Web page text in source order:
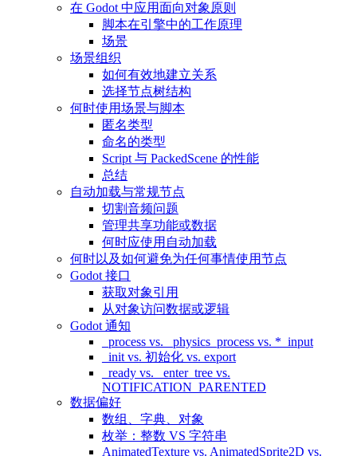
在 Godot 中应用面向对象原则
脚本在引擎中的工作原理
场景
场景组织
如何有效地建立关系
选择节点树结构
何时使用场景与脚本
匿名类型
命名的类型
Script 与 PackedScene 的性能
总结
自动加载与常规节点
切割音频问题
管理共享功能或数据
何时应使用自动加载
何时以及如何避免为任何事情使用节点
Godot 接口
获取对象引用
从对象访问数据或逻辑
Godot 通知
_process vs. _physics_process vs. *_input
_init vs. 初始化 vs. export
_ready vs. _enter_tree vs.
NOTIFICATION_PARENTED
数据偏好
数组、字典、对象
枚举：整数 VS 字符串
AnimatedTexture vs. AnimatedSprite2D vs.